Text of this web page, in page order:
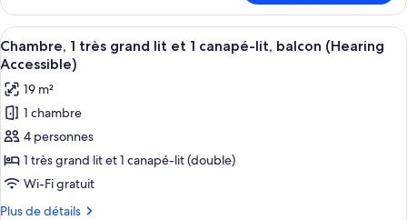
chambres,
balcon
Villa,
chambres,
balcon
Afficher
toutes
les
photos
pour
ce
type
de
chambre :
Une chambre d’hôtel avec un
3
Chambre, 1 très grand lit et 1 canapé-lit, balcon (Hearing
Accessible)
19 m²
1 chambre
4 personnes
1 très grand lit et 1 canapé-lit (double)
Wi-Fi gratuit
Plus de détails
Plus